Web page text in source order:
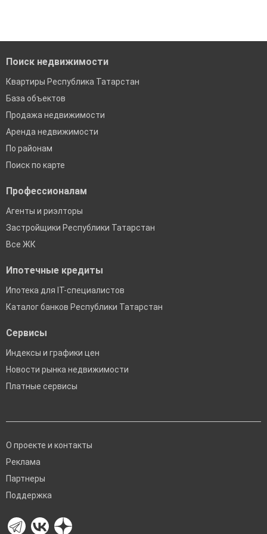
Поиск недвижимости
Квартиры Республика Татарстан
База объектов
Продажа недвижимости
Аренда недвижимости
По районам
Поиск по карте
Профессионалам
Агенты и риэлторы
Застройщики Республики Татарстан
Все ЖК
Ипотечные кредиты
Ипотека для IT-специалистов
Каталог банков Республики Татарстан
Сервисы
Индексы и графики цен
Новости рынка недвижимости
Платные сервисы
О проекте и контакты
Реклама
Партнеры
Поддержка